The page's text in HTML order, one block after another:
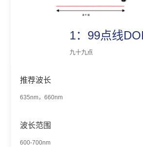
1：99点线
九十九点
推荐波长
635nm，660nm
波长范围
600-700nm